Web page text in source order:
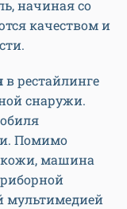
начиная со
качеством и
в рестайлинге
снаружи.
Помимо
кожи, машина
мультимедией